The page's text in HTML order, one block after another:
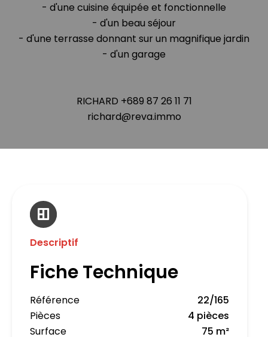
- d'une cuisine équipée et fonctionnelle
- d'un beau séjour
- d'une terrasse donnant sur un magnifique jardin
- d'un garage
RICHARD +689 87 26 11 71
richard@reva.immo
Descriptif
Fiche Technique
Référence
22/165
Pièces
4 pièces
Surface
75 m²